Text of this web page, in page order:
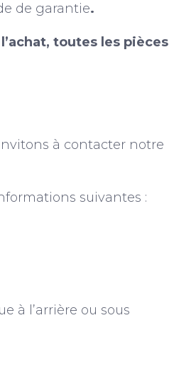
de garantie.
toutes les pièces
à contacter notre
suivantes :
à l’arrière ou sous